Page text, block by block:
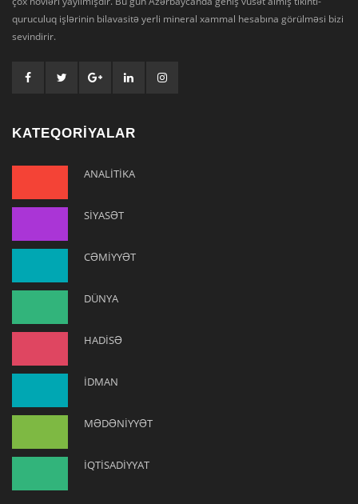
quruculuq işlərinin bilavasitə yerli mineral xammal hesabına görülməsi bizi
sevindirir.
KATEQORİYALAR
ANALİTİKA
SİYASƏT
CƏMİYYƏT
DÜNYA
HADİSƏ
İDMAN
MƏDƏNİYYƏT
İQTİSADİYYAT